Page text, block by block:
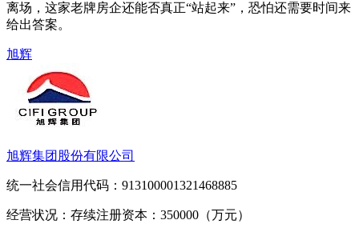
离场，这家老牌房企还能否真正“站起来”，恐怕还需要时间来
给出答案。
旭辉
旭辉集团股份有限公司
统一社会信用代码：913100001321468885
经营状况：存续注册资本：350000（万元）